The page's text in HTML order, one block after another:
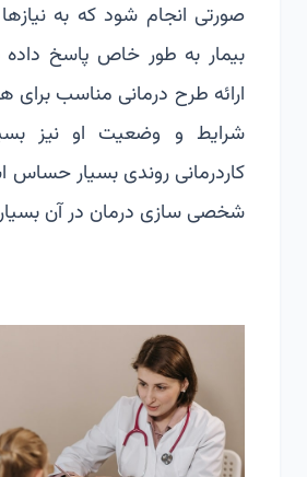
صورتی انجام شود که به
بیمار به طور خاص پاسخ
ارائه طرح درمانی مناسب برای
شرایط و وضعیت او نیز
کاردرمانی روندی بسیار
شخصی سازی درمان در آن